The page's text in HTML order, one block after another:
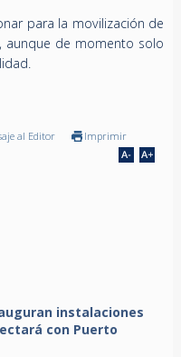
para la movilización de
aunque de momento solo
al Editor Imprimir
instalaciones
con Puerto